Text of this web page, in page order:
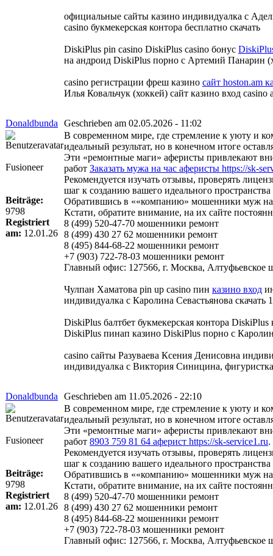
официальные сайты казино индивидуалка с
casino букмекерская контора бесплатно скачать
DiskiPlus pin casino DiskiPlus casino бонус
на андроид DiskiPlus порно с Артемий Панарин
casino регистрации фреш казино сайт hoston.am
Илья Ковальчук (хоккей) сайт казино вход
Donaldbunda Geschrieben am 02.05.2026 - 11:02
Fusioneer
Beiträge:
9798
Registriert
am: 12.01.26
В современном мире, где стремление к уюту и
идеальный результат, но в конечном итоге
Эти «ремонтные маги» аферисты привлекают
работ Заказать мужа на час аферисты https://sk-
Рекомендуется изучать отзывы, проверять
шаг к созданию вашего идеального
Обратившись в ««компанию» мошенники муж на
Кстати, обратите внимание, на их сайте
8 (499) 520-47-70 мошенники ремонт
8 (499) 430 27 62 мошенники ремонт
8 (495) 844-68-22 мошенники ремонт
+7 (903) 722-78-03 мошенники ремонт
Главный офис: 127566, г. Москва, Алтуфьевское
Чулпан Хаматова pin up casino пин казино вход
индивидуалка с Каролина Севастьянова скачать
DiskiPlus балтбет букмекерская контора
DiskiPlus пинап казино DiskiPlus порно с
casino сайты Разуваева Ксения Денисовна
индивидуалка с Виктория Синицина,
Donaldbunda Geschrieben am 11.05.2026 - 22:10
Fusioneer
Beiträge:
9798
Registriert
am: 12.01.26
В современном мире, где стремление к уюту и
идеальный результат, но в конечном итоге
Эти «ремонтные маги» аферисты привлекают
работ 8903 759 81 64 аферист https://sk-service1.ru.
Рекомендуется изучать отзывы, проверять
шаг к созданию вашего идеального
Обратившись в ««компанию» мошенники муж на
Кстати, обратите внимание, на их сайте
8 (499) 520-47-70 мошенники ремонт
8 (499) 430 27 62 мошенники ремонт
8 (495) 844-68-22 мошенники ремонт
+7 (903) 722-78-03 мошенники ремонт
Главный офис: 127566, г. Москва, Алтуфьевское